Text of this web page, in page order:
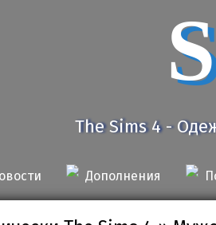
The Sims 4 -
Дополнения